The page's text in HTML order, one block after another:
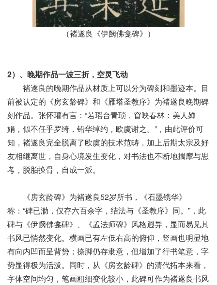
（褚遂良《伊阙佛龛碑》）
2）、晚期作品一波三折，空灵飞动
褚遂良的晚期作品从材质上可以分为碑刻和墨迹本。目
前被认定的《房玄龄碑》和《雁塔圣教序》为褚遂良晚期碑
刻作品。张怀瓘有言：“若瑶台青琐，窅映春林：美人婵
娟，似不任乎罗绮，铅华绰约，欧虞谢之。”，由此评价可
知，褚遂良完全脱离了欧虞的技术范畴，加上后期太宗及好
友相继离世，自身心境发生变化，对书法也不断地揣摩与思
考，脱胎换骨，自成一派。
《房玄龄碑》为褚遂良52岁所书，《石墨镌华》
称：“碑已泐，仅存六百余字，结法与《圣教序》同。”，此
碑与《伊阙佛龛碑》、《孟法师碑》风格迥异，显而易见其
书风已悄然变化。横画已有左低右高的俯仰，竖画也明显地
有向内凹而呈背势；捺脚仍存隶意，但增加了行书笔意，字
势显得极为活泼。同时，从《房玄龄碑》的清代拓本来看，
字体空间均匀，笔画粗细变化较小，此碑可作为褚遂良书风